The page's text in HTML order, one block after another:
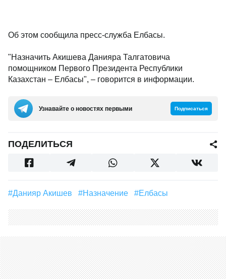
Об этом сообщила пресс-служба Елбасы.
"Назначить Акишева Данияра Талгатовича
помощником Первого Президента Республики
Казахстан – Елбасы", – говорится в информации.
Узнавайте о новостях первыми Подписаться
ПОДЕЛИТЬСЯ
#Данияр Акишев #назначение #Елбасы